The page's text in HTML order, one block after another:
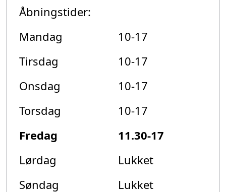
Åbningstider:
Mandag
10-17
Tirsdag
10-17
Onsdag
10-17
Torsdag
10-17
Fredag
11.30-17
Lørdag
Lukket
Søndag
Lukket